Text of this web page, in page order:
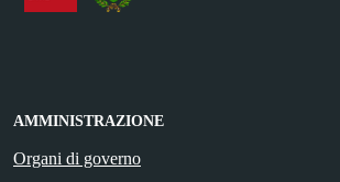
AMMINISTRAZIONE
Organi di governo